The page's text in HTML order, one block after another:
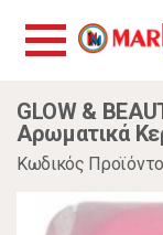
GLOW &
Αρωματικά
Κωδικός